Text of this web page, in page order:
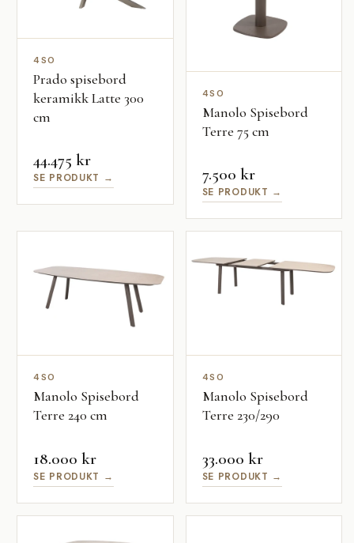
4SO
Prado spisebord
keramikk Latte 300
cm
44.475 kr
SE PRODUKT →
4SO
Manolo Spisebord
Terre 75 cm
7.500 kr
SE PRODUKT →
4SO
Manolo Spisebord
Terre 240 cm
18.000 kr
SE PRODUKT →
4SO
Manolo Spisebord
Terre 230/290
33.000 kr
SE PRODUKT →